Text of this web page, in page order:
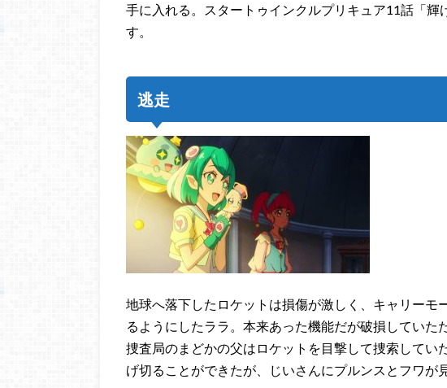
手に入れる。スタートゥインクルプリキュア11話「
す。
逃走
地球へ落下したロケットは損傷が激しく、キャリーモ
るようにしたララ。本来あった機能だが破損していた
捜査局のまどかの父はロケットを目撃して捜索してい
げ切ることができたが、じいさんにプルンスとフワが